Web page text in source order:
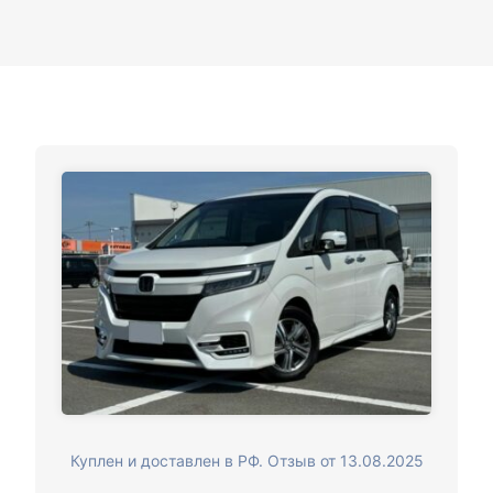
Куплен и доставлен в РФ. Отзыв от 13.08.2025